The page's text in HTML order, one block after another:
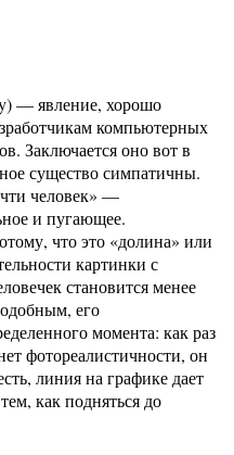
— явление, хорошо
компьютерных
Заключается оно вот в
существо симпатичны.
человек» —
и пугающее.
что это «долина» или
картинки с
становится менее
его
момента: как раз
фотореалистичности, он
линия на графике дает
как подняться до